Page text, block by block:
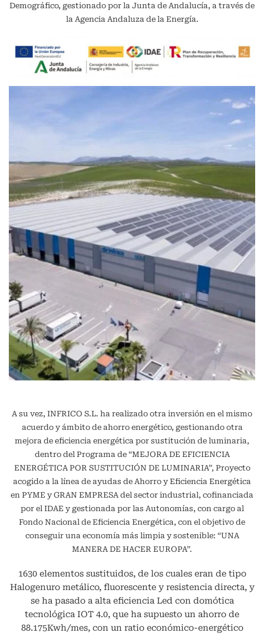
Demográfico, gestionado por la Junta de Andalucía, a través de
la Agencia Andaluza de la Energía.
A su vez, INFRICO S.L. ha realizado otra inversión en el mismo
acuerdo y ámbito de ahorro energético, gestionando otra
mejora de eficiencia energética por sustitución de luminaria,
dentro del Programa de “MEJORA DE EFICIENCIA
ENERGÉTICA POR SUSTITUCIÓN DE LUMINARIA”, Proyecto
acogido a la línea de ayudas de Ahorro y Eficiencia Energética
en PYME y GRAN EMPRESA del sector industrial, cofinanciada
por el IDAE y gestionada por las Autonomías, con cargo al
Fondo Nacional de Eficiencia Energética, con el objetivo de
conseguir una economía más limpia y sostenible: “UNA
MANERA DE HACER EUROPA”.
1630 elementos sustituidos, de los cuales eran de tipo
Halogenuro metálico, fluorescente y resistencia directa, y
se ha pasado a alta eficiencia Led con domótica
tecnológica IOT 4.0, que ha supuesto un ahorro de
88.175Kwh/mes, con un ratio económico-energético